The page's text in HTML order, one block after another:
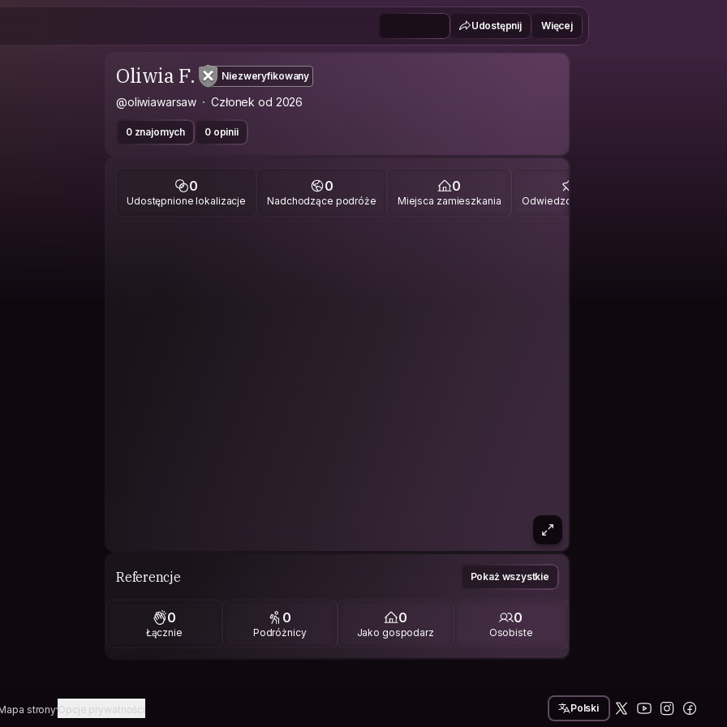
Udostępnij Więcej
Oliwia F. Niezweryfikowany
@oliwiawarsaw Członek od 2026
0 znajomych 0 opinii
0
Udostępnione lokalizacje
0
Nadchodzące podróże
0
Miejsca zamieszkania Odwiedzone miejsca
Referencje Pokaż wszystkie
0
Łącznie
0
Podróżnicy
0
Jako gospodarz
0
Osobiste
stronyOpcje prywatności Polski